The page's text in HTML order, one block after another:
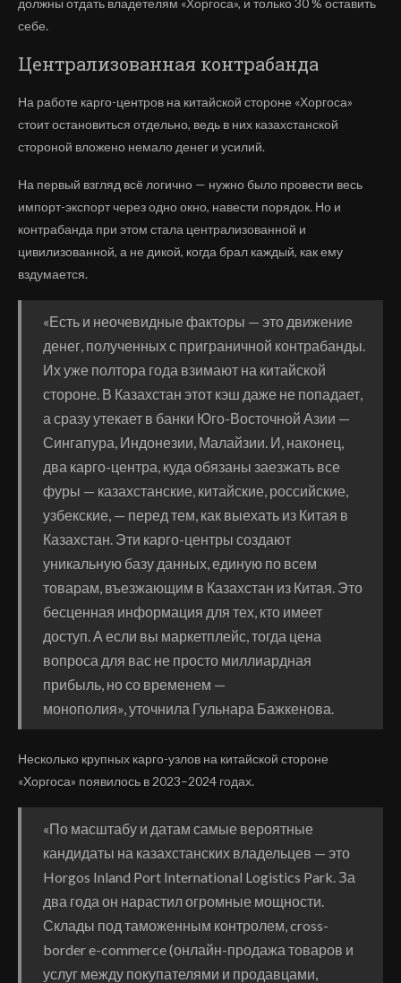
себе.
Централизованная контрабанда
На работе карго-центров на китайской стороне «Хоргоса»
стоит остановиться отдельно, ведь в них казахстанской
стороной вложено немало денег и усилий.
На первый взгляд всё логично — нужно было провести весь
импорт-экспорт через одно окно, навести порядок. Но и
контрабанда при этом стала централизованной и
цивилизованной, а не дикой, когда брал каждый, как ему
вздумается.
«Есть и неочевидные факторы — это движение
денег, полученных с приграничной контрабанды.
Их уже полтора года взимают на китайской
стороне. В Казахстан этот кэш даже не попадает,
а сразу утекает в банки Юго-Восточной Азии —
Сингапура, Индонезии, Малайзии. И, наконец,
два карго-центра, куда обязаны заезжать все
фуры — казахстанские, китайские, российские,
узбекские, — перед тем, как выехать из Китая в
Казахстан. Эти карго-центры создают
уникальную базу данных, единую по всем
товарам, въезжающим в Казахстан из Китая. Это
бесценная информация для тех, кто имеет
доступ. А если вы маркетплейс, тогда цена
вопроса для вас не просто миллиардная
прибыль, но со временем —
монополия», уточнила Гульнара Бажкенова.
Несколько крупных карго-узлов на китайской стороне
«Хоргоса» появилось в 2023–2024 годах.
«По масштабу и датам самые вероятные
кандидаты на казахстанских владельцев — это
Horgos Inland Port International Logistics Park. За
два года он нарастил огромные мощности.
Склады под таможенным контролем, cross-
border e-commerce (онлайн-продажа товаров и
услуг между покупателями и продавцами,